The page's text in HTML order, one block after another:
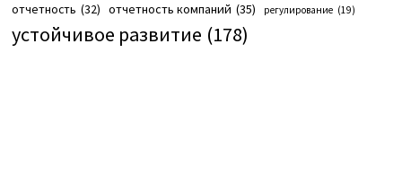
отчетность (32) отчетность компаний (35) регулирование (19)
устойчивое развитие (178)